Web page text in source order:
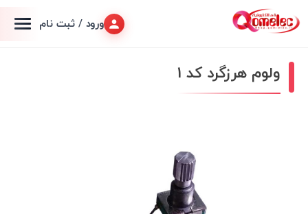
ورود / ثبت نام
ولوم هرزگرد کد 1